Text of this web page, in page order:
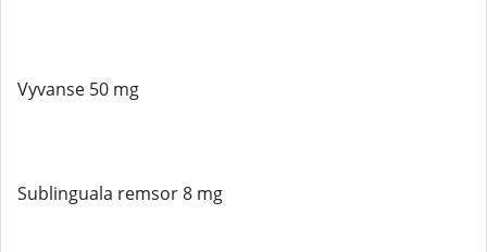
Vyvanse 50 mg
Sublinguala remsor 8 mg